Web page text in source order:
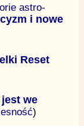
astro-
i nowe
Reset
jest we
)